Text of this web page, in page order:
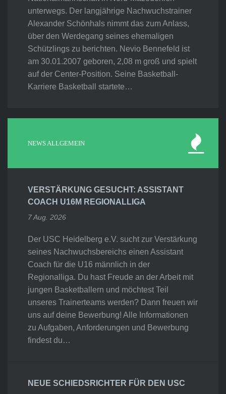
unterwegs. Der langjährige Nachwuchstrainer
Alexander Schönhals nimmt das zum Anlass,
über den Werdegang seines ehemaligen
Schützlings zu berichten. Nevio Bennefeld ist
am 30.01.2007 geboren, 2,08 m groß und spielt
auf der Center-Position. Seine Basketball-
Karriere Basketball startete…
NEWS ALLGEMEIN
VERSTÄRKUNG GESUCHT: ASSISTANT
COACH U16M REGIONALLIGA
7 Aug. 2026
Der USC Heidelberg e.V. sucht zur Verstärkung
seines Nachwuchsbereichs einen Assistant
Coach für die U16 männlich in der
Regionalliga. Du hast Freude an der Arbeit mit
jungen Basketballern und möchtest Teil
unseres Trainerteams werden? Dann freuen wir
uns auf deine Bewerbung! Alle Informationen
zu Aufgaben, Anforderungen und Bewerbung
findest du…
NEUE SCHIEDSRICHTER FÜR DEN USC